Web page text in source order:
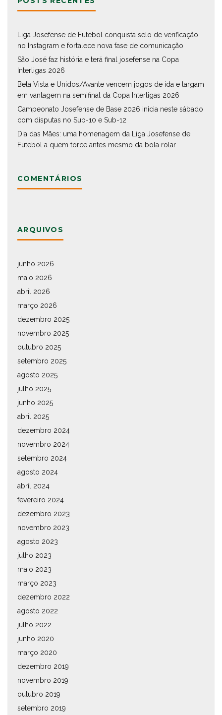
Liga Josefense de Futebol conquista selo de verificação
no Instagram e fortalece nova fase de comunicação
São José faz história e terá final josefense na Copa
Interligas 2026
Bela Vista e Unidos/Avante vencem jogos de ida e largam
em vantagem na semifinal da Copa Interligas 2026
Campeonato Josefense de Base 2026 inicia neste sábado
com disputas no Sub-10 e Sub-12
Dia das Mães: uma homenagem da Liga Josefense de
Futebol a quem torce antes mesmo da bola rolar
COMENTÁRIOS
ARQUIVOS
junho 2026
maio 2026
abril 2026
março 2026
dezembro 2025
novembro 2025
outubro 2025
setembro 2025
agosto 2025
julho 2025
junho 2025
abril 2025
dezembro 2024
novembro 2024
setembro 2024
agosto 2024
abril 2024
fevereiro 2024
dezembro 2023
novembro 2023
agosto 2023
julho 2023
maio 2023
março 2023
dezembro 2022
agosto 2022
julho 2022
junho 2020
março 2020
dezembro 2019
novembro 2019
outubro 2019
setembro 2019